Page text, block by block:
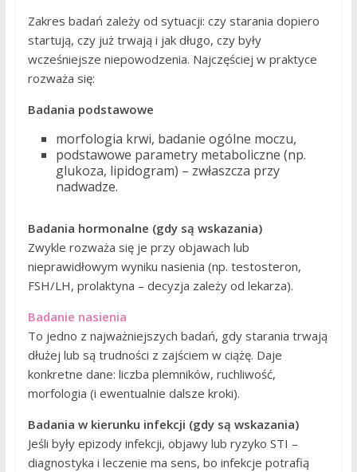
Zakres badań zależy od sytuacji: czy starania dopiero
startują, czy już trwają i jak długo, czy były
wcześniejsze niepowodzenia. Najczęściej w praktyce
rozważa się:
Badania podstawowe
morfologia krwi, badanie ogólne moczu,
podstawowe parametry metaboliczne (np.
glukoza, lipidogram) – zwłaszcza przy
nadwadze.
Badania hormonalne (gdy są wskazania)
Zwykle rozważa się je przy objawach lub
nieprawidłowym wyniku nasienia (np. testosteron,
FSH/LH, prolaktyna – decyzja zależy od lekarza).
Badanie nasienia
To jedno z najważniejszych badań, gdy starania trwają
dłużej lub są trudności z zajściem w ciążę. Daje
konkretne dane: liczba plemników, ruchliwość,
morfologia (i ewentualnie dalsze kroki).
Badania w kierunku infekcji (gdy są wskazania)
Jeśli były epizody infekcji, objawy lub ryzyko STI –
diagnostyka i leczenie ma sens, bo infekcje potrafią